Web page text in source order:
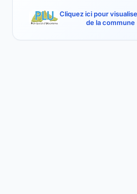
Cliquez ici pour
de la commune